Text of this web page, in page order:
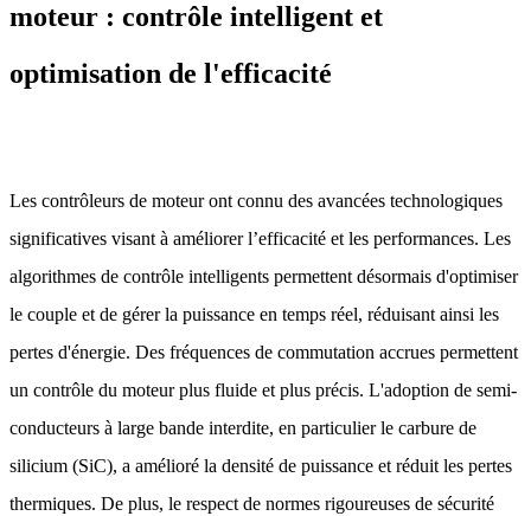
moteur : contrôle intelligent et
optimisation de l'efficacité
Les contrôleurs de moteur ont connu des avancées technologiques
significatives visant à améliorer l’efficacité et les performances. Les
algorithmes de contrôle intelligents permettent désormais d'optimiser
le couple et de gérer la puissance en temps réel, réduisant ainsi les
pertes d'énergie. Des fréquences de commutation accrues permettent
un contrôle du moteur plus fluide et plus précis. L'adoption de semi-
conducteurs à large bande interdite, en particulier le carbure de
silicium (SiC), a amélioré la densité de puissance et réduit les pertes
thermiques. De plus, le respect de normes rigoureuses de sécurité